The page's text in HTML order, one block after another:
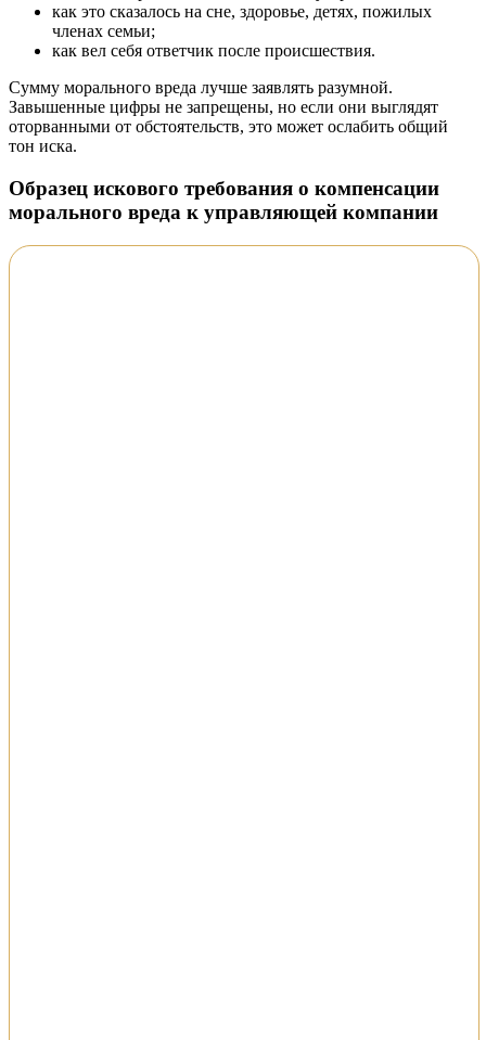
как это сказалось на сне, здоровье, детях, пожилых
членах семьи;
как вел себя ответчик после происшествия.
Сумму морального вреда лучше заявлять разумной.
Завышенные цифры не запрещены, но если они выглядят
оторванными от обстоятельств, это может ослабить общий
тон иска.
Образец искового требования о компенсации
морального вреда к управляющей компании